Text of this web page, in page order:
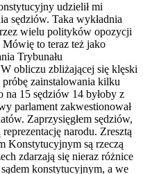
udzielił mi
sędziów. Taka wykładnia
wielu polityków opozycji
Mówię to teraz też jako
Trybunału
obliczu zbliżającej się klęski
próbę zainstalowania kilku
15 sędziów 14 byłoby z
parlament zakwestionował
Zaprzysięgłem sędziów,
narodu. Zresztą
Konstytucyjnym są rzeczą
zdarzają się nieraz różnice
konstytucyjnym, a we